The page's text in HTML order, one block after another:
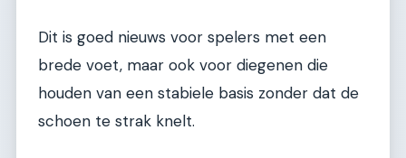
Dit is goed nieuws voor spelers met een
brede voet, maar ook voor diegenen die
houden van een stabiele basis zonder dat de
schoen te strak knelt.